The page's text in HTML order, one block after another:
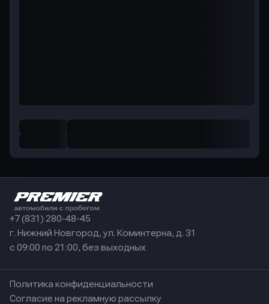
+7 (831) 280-48-45
г. Нижний Новгород, ул. Коминтерна, д. 31
с 09:00 по 21:00, без выходных
Политика конфиденциальности
Согласие на рекламную рассылку